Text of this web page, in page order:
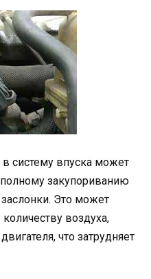
систему впуска может
закупориванию
Это может
воздуха,
что затрудняет